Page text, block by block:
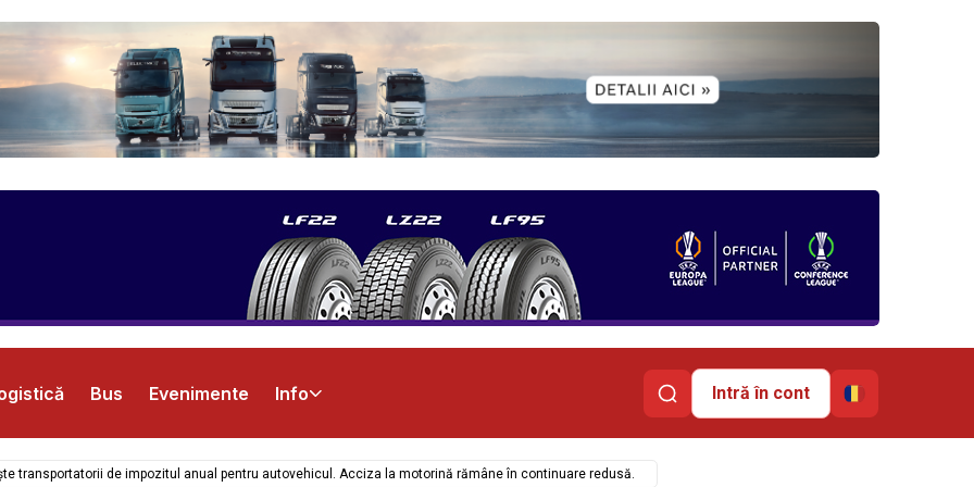
Bus Evenimente Info Intră în cont
transportatorii de impozitul anual pentru autovehicul. Acciza la motorină rămâne în continuare redusă.